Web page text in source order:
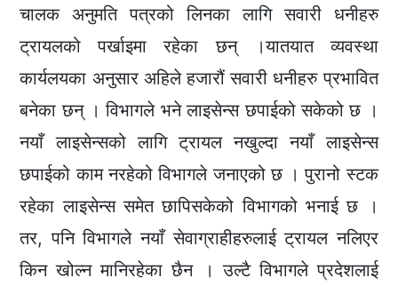
चालक अनुमति पत्रको लिनका लागि सवारी धनीहरु
ट्रायलको पर्खाइमा रहेका छन् ।यातयात व्यवस्था
कार्यलयका अनुसार अहिले हजारौं सवारी धनीहरु प्रभावित
बनेका छन् । विभागले भने लाइसेन्स छपाईको सकेको छ ।
नयाँ लाइसेन्सको लागि ट्रायल नखुल्दा नयाँ लाइसेन्स
छपाईको काम नरहेको विभागले जनाएको छ । पुरानो स्टक
रहेका लाइसेन्स समेत छापिसकेको विभागको भनाई छ ।
तर, पनि विभागले नयाँ सेवाग्राहीहरुलाई ट्रायल नलिएर
किन खोल्न मानिरहेका छैन । उल्टै विभागले प्रदेशलाई